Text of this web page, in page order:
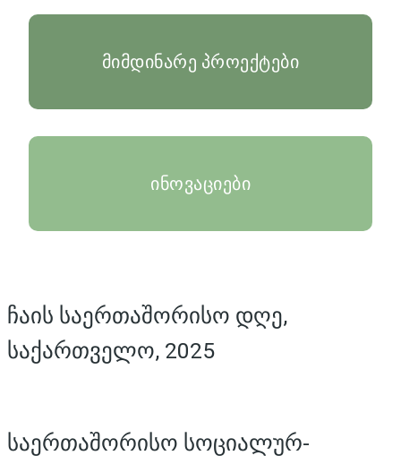
მიმდინარე პროექტები
ინოვაციები
ჩაის საერთაშორისო დღე,
საქართველო, 2025
საერთაშორისო სოციალურ-